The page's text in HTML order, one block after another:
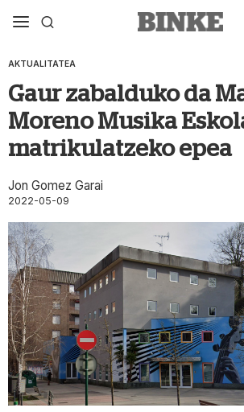
AKTUALITATEA
Gaur zabalduko da
Moreno Musika
matrikulatzeko epea
Jon Gomez Garai
2022-05-09